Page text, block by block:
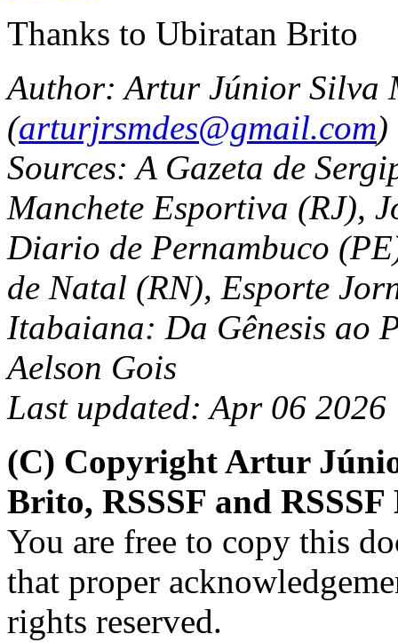
Thanks to Ubiratan Brito
Author: Artur Júnior Silva
(arturjrsmdes@gmail.com)
Sources: A Gazeta de
Manchete Esportiva (RJ),
Diario de Pernambuco
de Natal (RN), Esporte
Itabaiana: Da Gênesis ao
Aelson Gois
Last updated: Apr 06 2026
(C) Copyright Artur
Brito, RSSSF and
You are free to copy this
that proper
rights reserved.